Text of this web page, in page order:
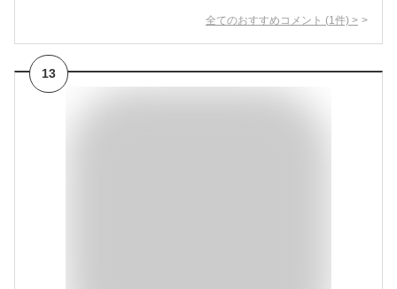
全てのおすすめコメント (1 件) >
13